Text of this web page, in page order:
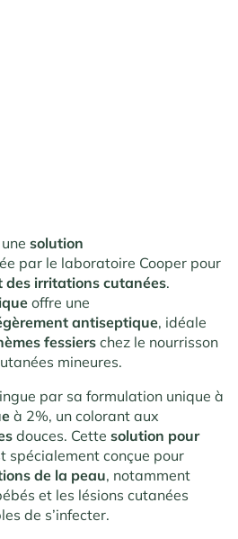
solution
par le laboratoire Cooper pour
des irritations cutanées.
offre une
antiseptique, idéale
fessiers chez le nourrisson
mineures.
par sa formulation unique à
à 2%, un colorant aux
douces. Cette solution pour
spécialement conçue pour
de la peau, notamment
et les lésions cutanées
de s’infecter.